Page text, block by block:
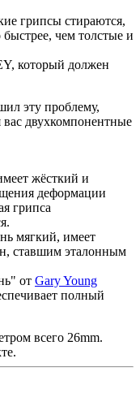
грипсы стираются,
быстрее, чем толстые и
который должен
эту проблему,
вас двухкомпонентные
жёсткий и
деформации
грипса
мягкий, имеет
ставшим эталонным
от Gary Young
полный
всего 26mm.